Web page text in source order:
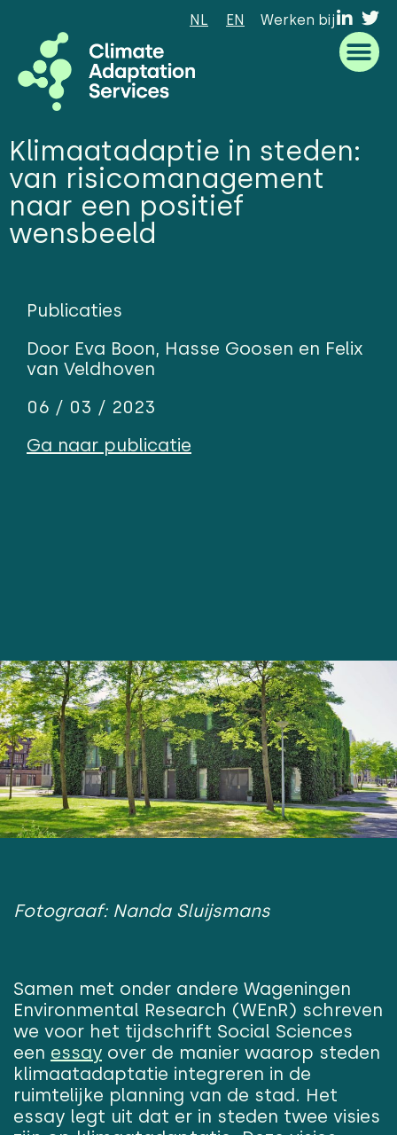
NL EN Werken bij
Klimaatadaptie in steden:
van risicomanagement
naar een positief
wensbeeld
Publicaties
Door Eva Boon, Hasse Goosen en Felix
van Veldhoven
06 / 03 / 2023
Ga naar publicatie
Fotograaf: Nanda Sluijsmans
Samen met onder andere Wageningen
Environmental Research (WEnR) schreven
we voor het tijdschrift Social Sciences
een essay over de manier waarop steden
klimaatadaptatie integreren in de
ruimtelijke planning van de stad. Het
essay legt uit dat er in steden twee visies